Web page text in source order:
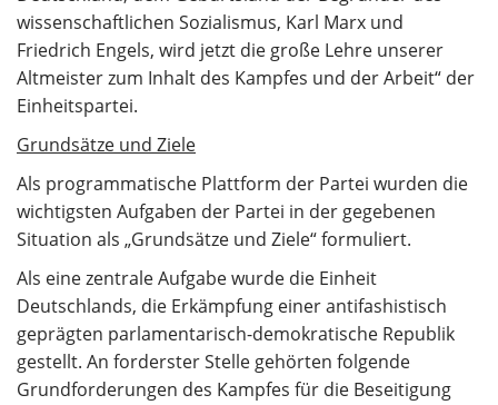
wissenschaftlichen Sozialismus, Karl Marx und
Friedrich Engels, wird jetzt die große Lehre unserer
Altmeister zum Inhalt des Kampfes und der Arbeit“ der
Einheitspartei.
Grundsätze und Ziele
Als programmatische Plattform der Partei wurden die
wichtigsten Aufgaben der Partei in der gegebenen
Situation als „Grundsätze und Ziele“ formuliert.
Als eine zentrale Aufgabe wurde die Einheit
Deutschlands, die Erkämpfung einer antifashistisch
geprägten parlamentarisch-demokratische Republik
gestellt. An forderster Stelle gehörten folgende
Grundforderungen des Kampfes für die Beseitigung